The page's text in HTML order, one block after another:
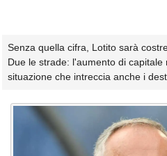
Senza quella cifra, Lotito sarà
Due le strade: l'aumento di
situazione che intreccia anche i